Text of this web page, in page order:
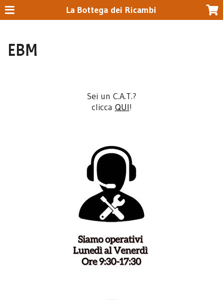
La Bottega dei Ricambi
EBM
Sei un C.A.T.?
clicca QUI!